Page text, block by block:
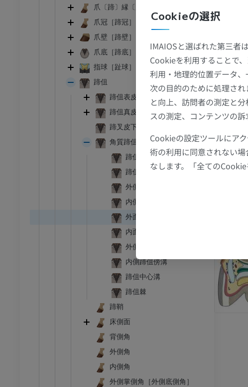
爪〔蹄〕縁〔爪郭(食肉類)〕
爪冠［蹄冠］
爪壁［蹄壁］
爪底［蹄底］
指球［趾球］、蹄球
蹄伹
蹄伹表皮
蹄伹真皮
蹄叉皮下組織［蹠枕蹄叉部］
角質蹄伹
蹄伹尖
蹄伹底
外側蹄伹脚
内側蹄伹脚
外面
内面
外側蹄伹傍溝
内側蹄伹傍溝
蹄伹中心溝
蹄伹棘
蹄鞘
床側面
背側角
外側角
内側角
外側掌側角［外側底側角］
Barone
Vigot,
ギャ
ウシ亜科
ウシ亜科 - 一般解剖学
イラストレーション
無料
ウシ亜科 - 骨学
イラストレーション
馬
Cookieの選択
IMAIOSと選ばれた第三者
Cookieを利用することで
利用・地理的位置データ
次の目的のために処理さ
と向上、訪問者の測定と
スの測定、コンテンツの
Cookieの設定ツールにア
術の利用に同意されない
なします。「全ての